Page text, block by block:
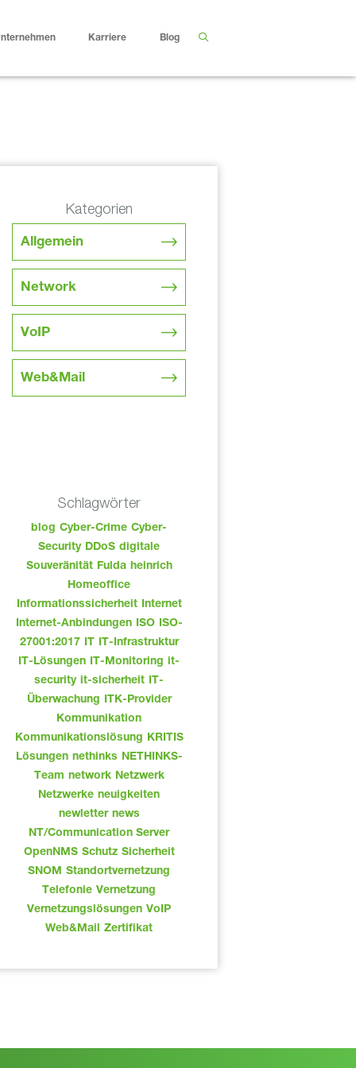
Karriere Blog
Kategorien
Allgemein
Network
VoIP
Web&Mail
Schlagwörter
blog Cyber-Crime Cyber-
Security DDoS digitale
Souveränität Fulda heinrich
Homeoffice
Informationssicherheit Internet
Internet-Anbindungen ISO ISO-
27001:2017 IT
IT-Infrastruktur
IT-Lösungen IT-Monitoring
it-
security it-sicherheit IT-
Überwachung
ITK-Provider
Kommunikation
Kommunikationslösung
KRITIS
Lösungen nethinks NETHINKS-
Team network Netzwerk
Netzwerke neuigkeiten
newletter news
NT/Communication Server
OpenNMS Schutz Sicherheit
SNOM Standortvernetzung
Telefonie Vernetzung
Vernetzungslösungen VoIP
Web&Mail Zertifikat